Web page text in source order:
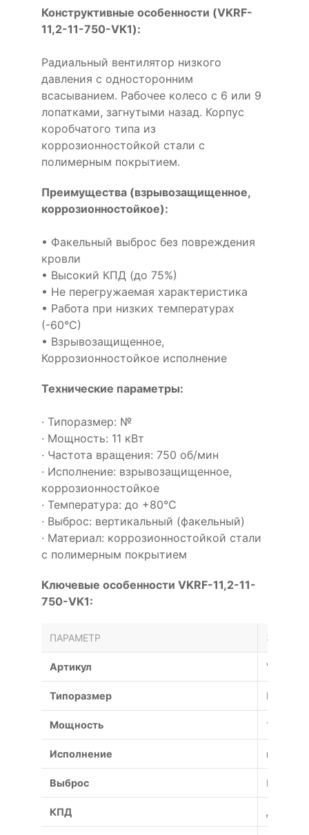
Конструктивные особенности (VKRF-
11,2-11-750-VK1):
Радиальный вентилятор низкого
давления с односторонним
всасыванием. Рабочее колесо с 6 или 9
лопатками, загнутыми назад. Корпус
коробчатого типа из
коррозионностойкой стали с
полимерным покрытием.
Преимущества (взрывозащищенное,
коррозионностойкое):
• Факельный выброс без повреждения
кровли
• Высокий КПД (до 75%)
• Не перегружаемая характеристика
• Работа при низких температурах
(-60°С)
• Взрывозащищенное,
Коррозионностойкое исполнение
Технические параметры:
· Типоразмер: №
· Мощность: 11 кВт
· Частота вращения: 750 об/мин
· Исполнение: взрывозащищенное,
коррозионностойкое
· Температура: до +80°С
· Выброс: вертикальный (факельный)
· Материал: коррозионностойкой стали
с полимерным покрытием
Ключевые особенности VKRF-11,2-11-
750-VK1:
ПАРАМЕТР
Артикул VKRF-
Типоразмер №
Мощность 11 кВт
Исполнение
Выброс
КПД До 75%